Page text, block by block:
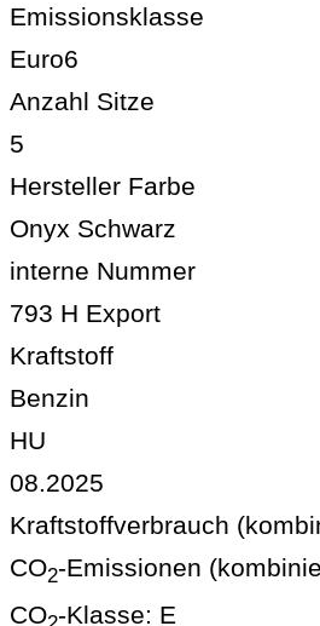
Emissionsklasse
Euro6
Anzahl Sitze
5
Hersteller Farbe
Onyx Schwarz
interne Nummer
793 H Export
Kraftstoff
Benzin
HU
08.2025
Kraftstoffverbrauch
CO2-Emissionen
CO -Klasse: E